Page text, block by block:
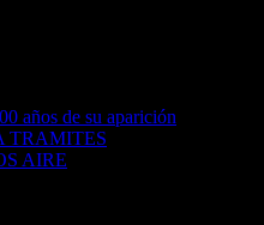
años de su aparición
AIRE